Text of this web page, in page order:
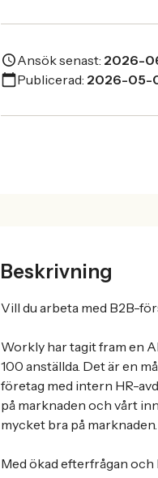
Ansök senast: 2026-
Publicerad: 2026-05-
Beskrivning
Vill du arbeta med B2B-
Workly har tagit fram en
100 anställda. Det är en
företag med intern HR-
på marknaden och vårt
mycket bra på marknaden.
Med ökad efterfrågan